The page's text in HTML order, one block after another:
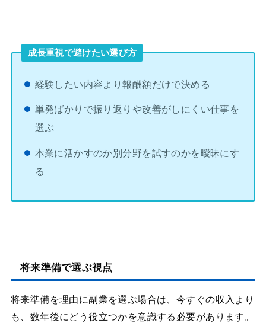
成長重視で避けたい選び方
経験したい内容より報酬額だけで決める
単発ばかりで振り返りや改善がしにくい仕事を
選ぶ
本業に活かすのか別分野を試すのかを曖昧にす
る
将来準備で選ぶ視点
将来準備を理由に副業を選ぶ場合は、今すぐの収入より
も、数年後にどう役立つかを意識する必要があります。